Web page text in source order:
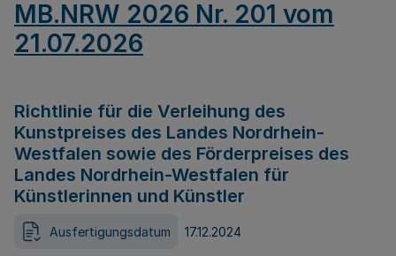
MB.NRW 2026 Nr. 201 vom
21.07.2026
Richtlinie für die Verleihung des
Kunstpreises des Landes Nordrhein-
Westfalen sowie des Förderpreises des
Landes Nordrhein-Westfalen für
Künstlerinnen und Künstler
Ausfertigungsdatum 17.12.2024